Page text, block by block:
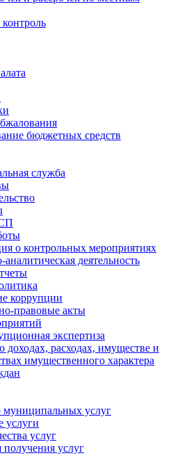
бюджетных средств
служба
о контрольных мероприятиях
деятельность
коррупции
правовые акты
экспертиза
доходах, расходах, имуществе и
имущественного характера
муниципальных услуг
услуги
услуг
услуг